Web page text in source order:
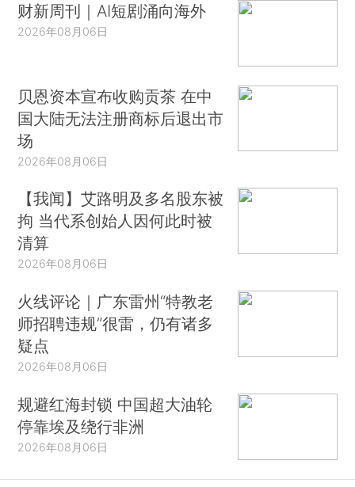
财新周刊｜AI短剧涌向海外
2026年08月06日
贝恩资本宣布收购贡茶 在中
国大陆无法注册商标后退出市
场
2026年08月06日
【我闻】艾路明及多名股东被
拘 当代系创始人因何此时被
清算
2026年08月06日
火线评论｜广东雷州“特教老
师招聘违规”很雷，仍有诸多
疑点
2026年08月06日
规避红海封锁 中国超大油轮
停靠埃及绕行非洲
2026年08月06日